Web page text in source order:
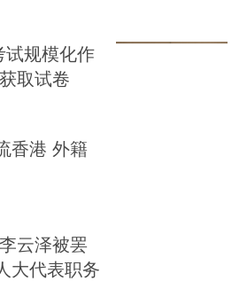
试规模化作
取试卷
香港 外籍
云泽被罢
大代表职务